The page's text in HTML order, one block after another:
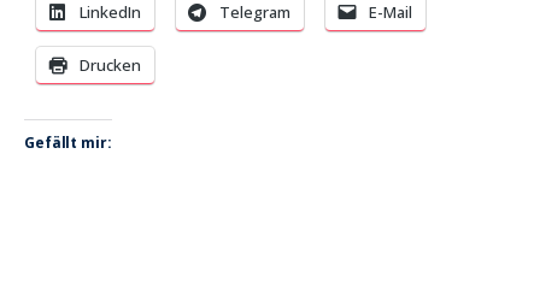
LinkedIn Telegram E-Mail
Drucken
Gefällt mir: